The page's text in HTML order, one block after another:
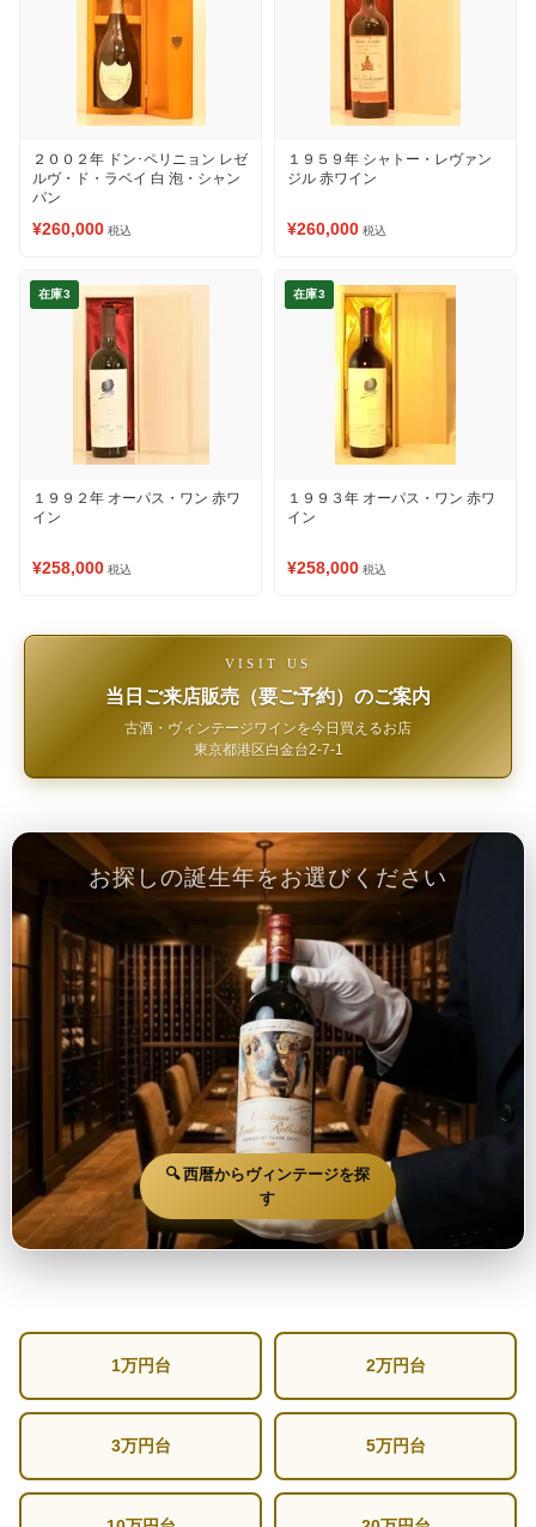
２００２年 ドン･ペリニョン レゼ
ルヴ・ド・ラベイ 白 泡・シャン
パン
¥260,000 税込
１９５９年 シャトー・レヴァン
ジル 赤ワイン
¥260,000 税込
在庫3
１９９２年 オーパス・ワン 赤ワ
イン
¥258,000 税込
在庫3
１９９３年 オーパス・ワン 赤ワ
イン
¥258,000 税込
VISIT US
当日ご来店販売（要ご予約）のご案内
古酒・ヴィンテージワインを今日買えるお店
東京都港区白金台2-7-1
お探しの誕生年をお選びください
🔍 西暦からヴィンテージを探
す
1万円台 2万円台
3万円台 5万円台